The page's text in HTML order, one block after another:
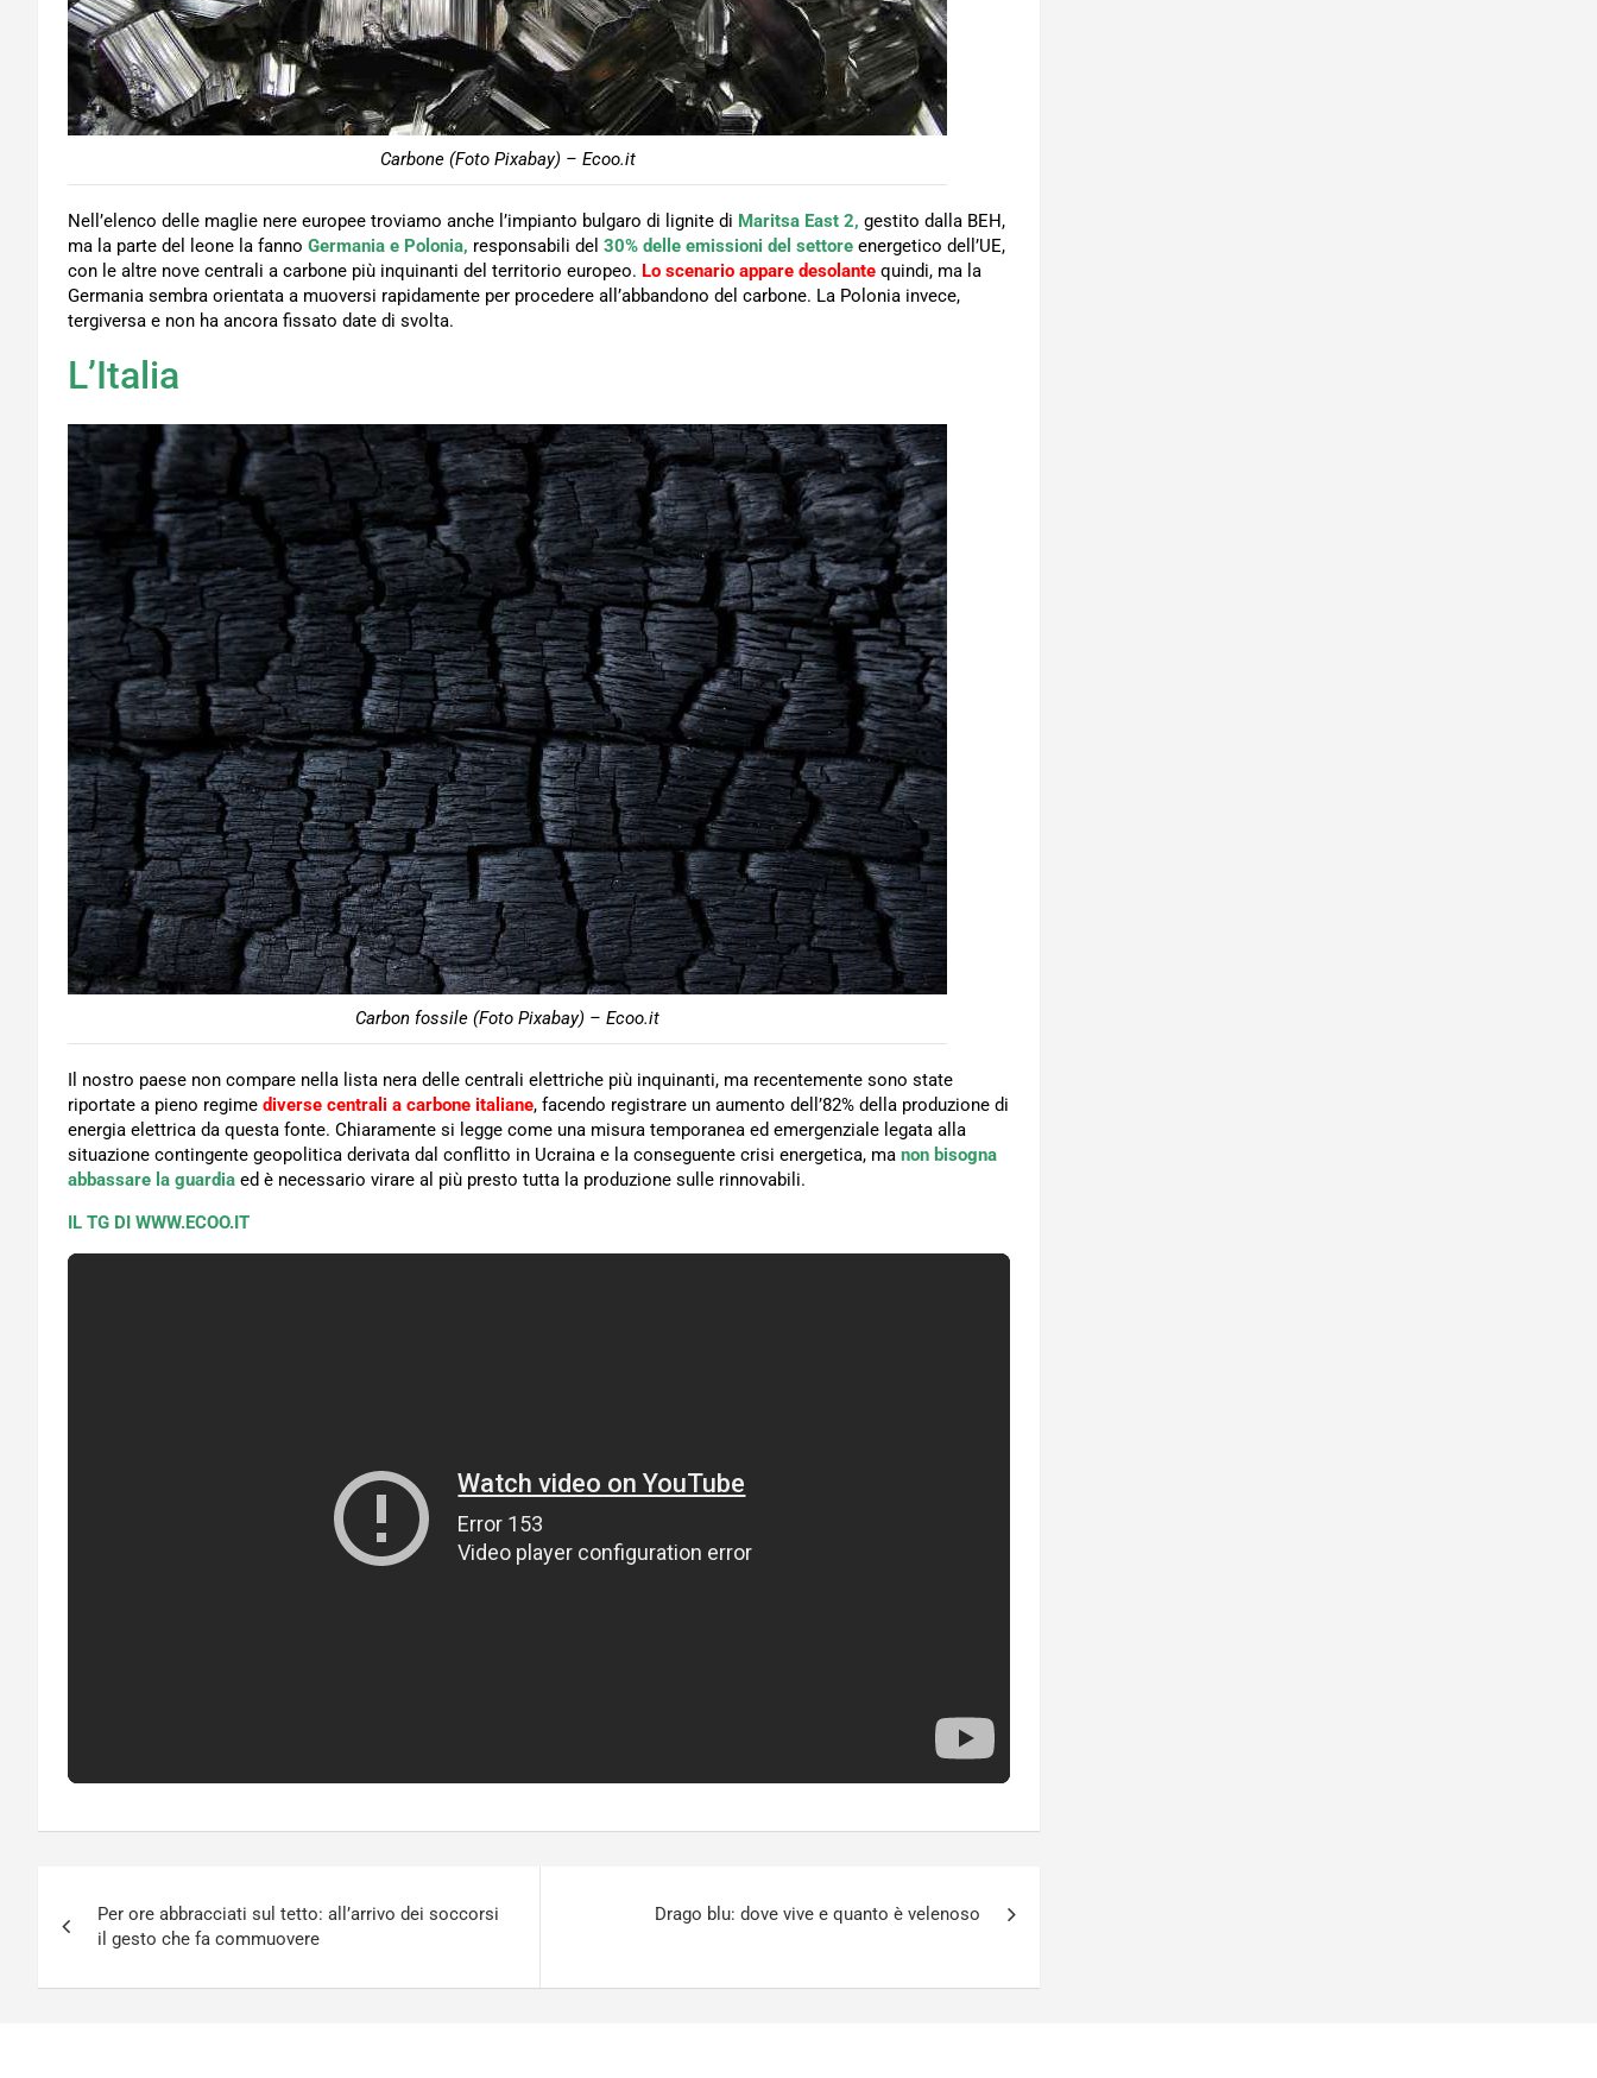
Carbone (Foto Pixabay) – Ecoo.it
Nell’elenco delle maglie nere europee troviamo anche l’impianto bulgaro di lignite di Maritsa East 2, gestito dalla BEH,
ma la parte del leone la fanno Germania e Polonia, responsabili del 30% delle emissioni del settore energetico dell’UE,
con le altre nove centrali a carbone più inquinanti del territorio europeo. Lo scenario appare desolante quindi, ma la
Germania sembra orientata a muoversi rapidamente per procedere all’abbandono del carbone. La Polonia invece,
tergiversa e non ha ancora fissato date di svolta.
L’Italia
Carbon fossile (Foto Pixabay) – Ecoo.it
Il nostro paese non compare nella lista nera delle centrali elettriche più inquinanti, ma recentemente sono state
riportate a pieno regime diverse centrali a carbone italiane, facendo registrare un aumento dell’82% della produzione di
energia elettrica da questa fonte. Chiaramente si legge come una misura temporanea ed emergenziale legata alla
situazione contingente geopolitica derivata dal conflitto in Ucraina e la conseguente crisi energetica, ma non bisogna
abbassare la guardia ed è necessario virare al più presto tutta la produzione sulle rinnovabili.
IL TG DI WWW.ECOO.IT
articoli
Per ore abbracciati sul tetto: all’arrivo dei soccorsi
il gesto che fa commuovere
Drago blu: dove vive e quanto è velenoso